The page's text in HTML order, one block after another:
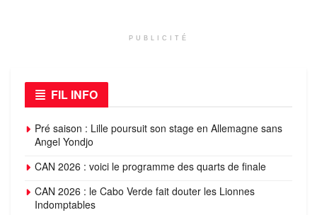
PUBLICITÉ
FIL INFO
Pré saison : Lille poursuit son stage en Allemagne sans
Angel Yondjo
CAN 2026 : voici le programme des quarts de finale
CAN 2026 : le Cabo Verde fait douter les Lionnes
Indomptables